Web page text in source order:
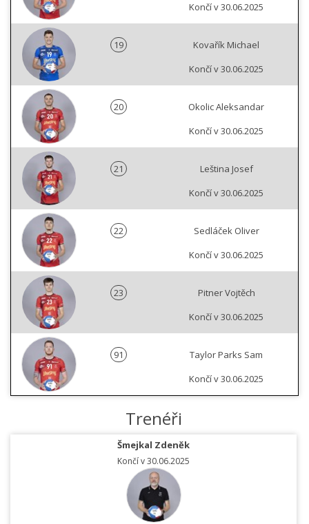
Končí v 30.06.2025
19
Kovařík Michael
Končí v 30.06.2025
20
Okolic Aleksandar
Končí v 30.06.2025
21
Leština Josef
Končí v 30.06.2025
22
Sedláček Oliver
Končí v 30.06.2025
23
Pitner Vojtěch
Končí v 30.06.2025
91
Taylor Parks Sam
Končí v 30.06.2025
Trenéři
Šmejkal Zdeněk
Končí v 30.06.2025